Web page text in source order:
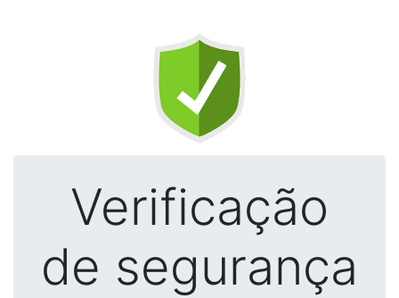
Verificação
de segurança